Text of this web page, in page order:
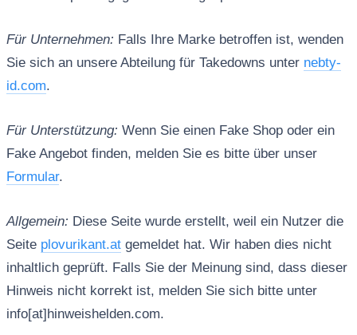
Für Unternehmen: Falls Ihre Marke betroffen ist, wenden
Sie sich an unsere Abteilung für Takedowns unter nebty-
id.com.
Für Unterstützung: Wenn Sie einen Fake Shop oder ein
Fake Angebot finden, melden Sie es bitte über unser
Formular.
Allgemein: Diese Seite wurde erstellt, weil ein Nutzer die
Seite plovurikant.atgemeldet hat. Wir haben dies nicht
inhaltlich geprüft. Falls Sie der Meinung sind, dass dieser
Hinweis nicht korrekt ist, melden Sie sich bitte unter
info[at]hinweishelden.com.